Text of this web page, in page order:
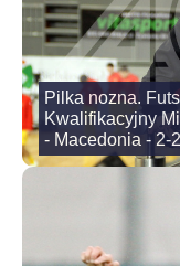
Pilka nozna.
Kwalifikacyjny
- Macedonia - 2-